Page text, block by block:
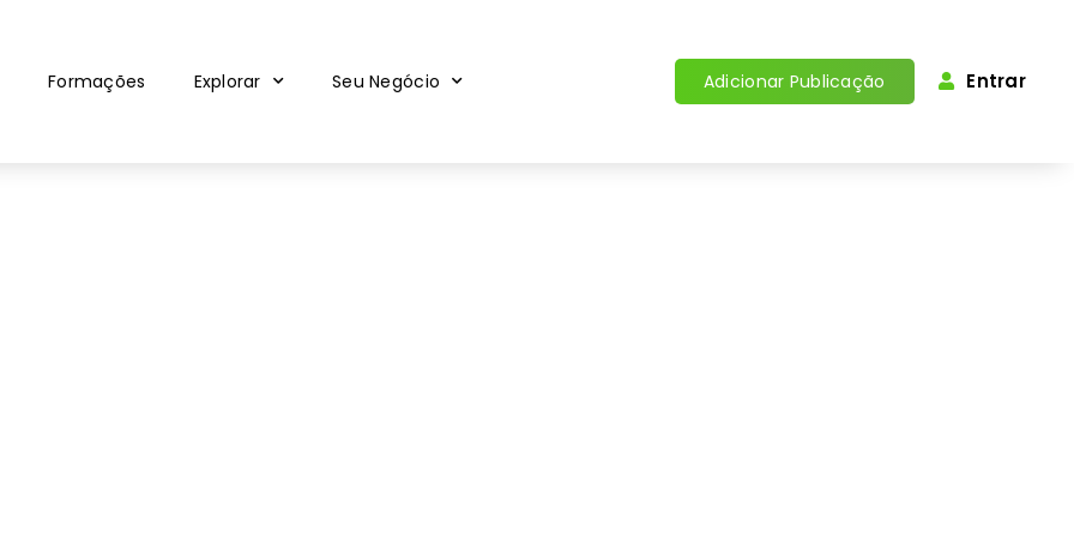
Formações Explorar Seu Negócio Adicionar Publicação Entrar